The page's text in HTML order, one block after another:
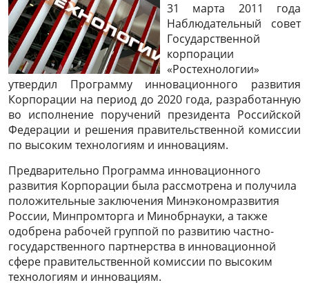
31 марта 2011 года
Наблюдательный совет
Государственной
корпорации
«Ростехнологии»
утвердил Программу инновационного развития
Корпорации на период до 2020 года, разработанную
во исполнение поручений президента Российской
Федерации и решения правительственной комиссии
по высоким технологиям и инновациям.
Предварительно Программа инновационного
развития Корпорации была рассмотрена и получила
положительные заключения Минэкономразвития
России, Минпромторга и Минобрнауки, а также
одобрена рабочей группой по развитию частно-
государственного партнерства в инновационной
сфере правительственной комиссии по высоким
технологиям и инновациям.